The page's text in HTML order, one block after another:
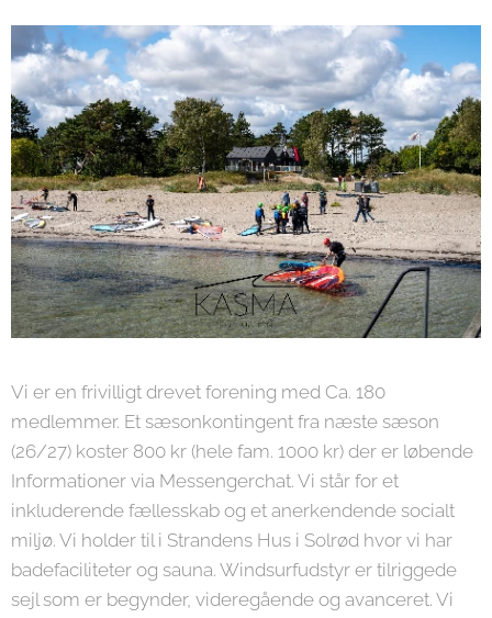
Vi er en frivilligt drevet forening med Ca. 180
medlemmer. Et sæsonkontingent fra næste sæson
(26/27) koster 800 kr (hele fam. 1000 kr) der er løbende
Informationer via Messengerchat. Vi står for et
inkluderende fællesskab og et anerkendende socialt
miljø. Vi holder til i Strandens Hus i Solrød hvor vi har
badefaciliteter og sauna. Windsurfudstyr er tilriggede
sejl som er begynder, videregående og avanceret. Vi